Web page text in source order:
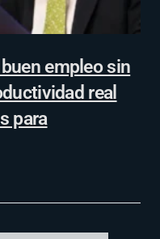
empleo sin
real
para